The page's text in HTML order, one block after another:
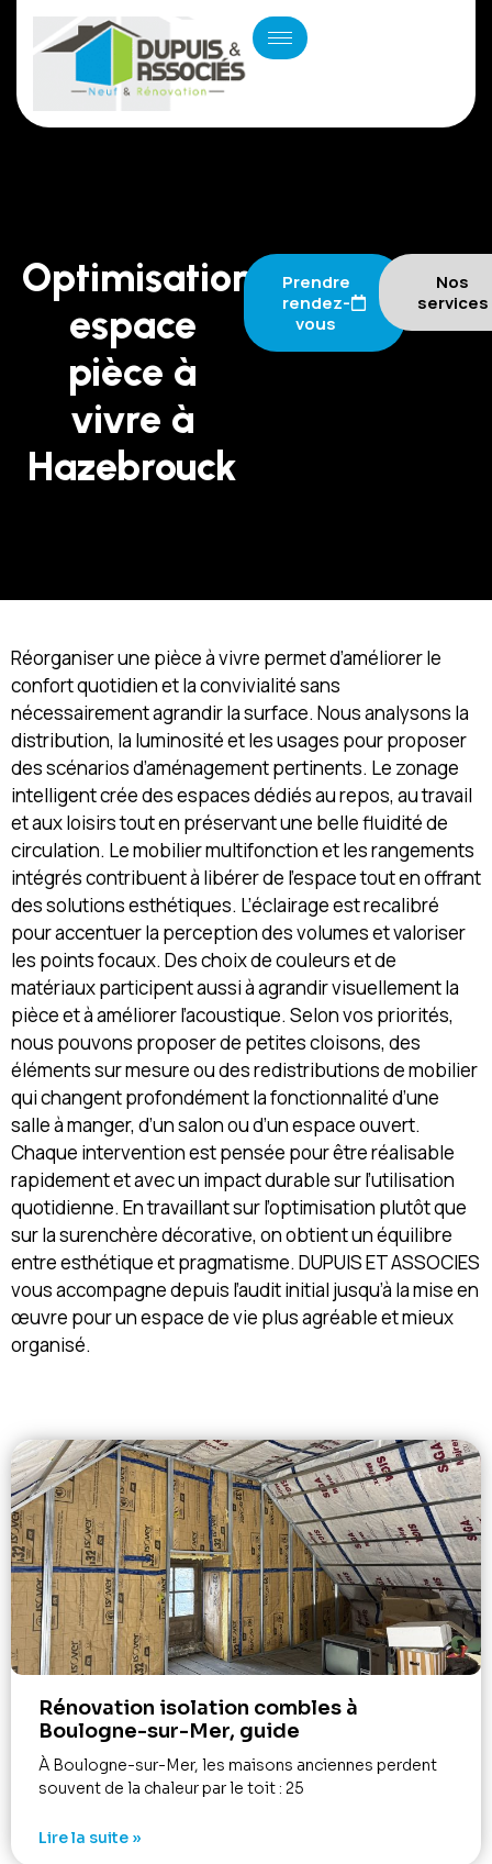
Optimisation
espace
pièce à
vivre à
Hazebrouck
Prendre
rendez-
vous
Nos
services
Réorganiser une pièce à vivre permet d’améliorer le
confort quotidien et la convivialité sans
nécessairement agrandir la surface. Nous analysons la
distribution, la luminosité et les usages pour proposer
des scénarios d’aménagement pertinents. Le zonage
intelligent crée des espaces dédiés au repos, au travail
et aux loisirs tout en préservant une belle fluidité de
circulation. Le mobilier multifonction et les rangements
intégrés contribuent à libérer de l’espace tout en offrant
des solutions esthétiques. L’éclairage est recalibré
pour accentuer la perception des volumes et valoriser
les points focaux. Des choix de couleurs et de
matériaux participent aussi à agrandir visuellement la
pièce et à améliorer l’acoustique. Selon vos priorités,
nous pouvons proposer de petites cloisons, des
éléments sur mesure ou des redistributions de mobilier
qui changent profondément la fonctionnalité d’une
salle à manger, d’un salon ou d’un espace ouvert.
Chaque intervention est pensée pour être réalisable
rapidement et avec un impact durable sur l’utilisation
quotidienne. En travaillant sur l’optimisation plutôt que
sur la surenchère décorative, on obtient un équilibre
entre esthétique et pragmatisme. DUPUIS ET ASSOCIES
vous accompagne depuis l’audit initial jusqu’à la mise en
œuvre pour un espace de vie plus agréable et mieux
organisé.
Rénovation isolation combles à
Boulogne-sur-Mer, guide
À Boulogne-sur-Mer, les maisons anciennes perdent
souvent de la chaleur par le toit : 25
Lire la suite »